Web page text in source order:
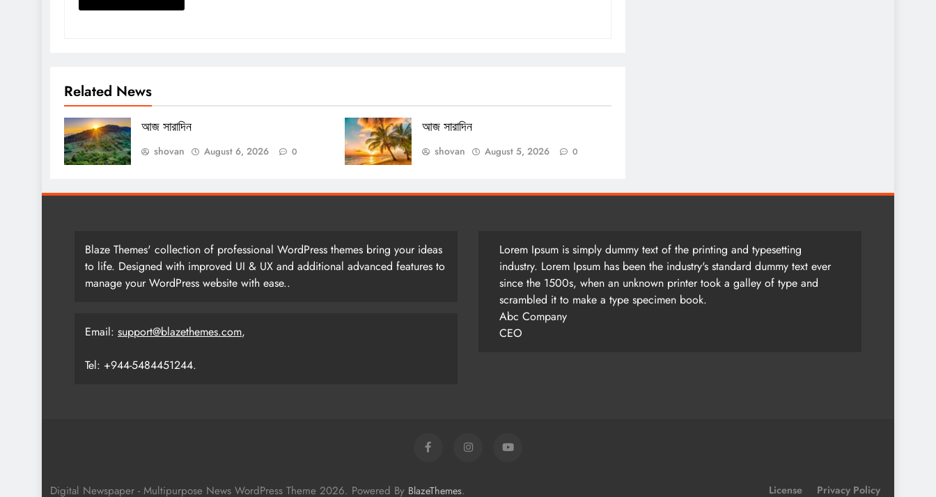
Related News
আজ সারাদিন
shovan August 6, 2026 0
আজ সারাদিন
shovan August 5, 2026 0
Blaze Themes' collection of professional WordPress themes bring your ideas
to life. Designed with improved UI & UX and additional advanced features to
manage your WordPress website with ease..
Email: support@blazethemes.com,
Tel: +944-5484451244.
Lorem Ipsum is simply dummy text of the printing and typesetting
industry. Lorem Ipsum has been the industry's standard dummy text ever
since the 1500s, when an unknown printer took a galley of type and
scrambled it to make a type specimen book.
Abc Company
CEO
Digital Newspaper - Multipurpose News WordPress Theme 2026. Powered By BlazeThemes. License Privacy Policy